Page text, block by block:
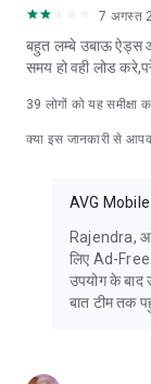
7 अगस्त
बहुत लम्बे उबाऊ ऐड्स
समय हो वही लोड
39 लोगों को यह समीक्षा
क्या इस जानकारी से
AVG Mobile
Rajendra,
लिए Ad-
उपयोग के बाद
बात टीम तक